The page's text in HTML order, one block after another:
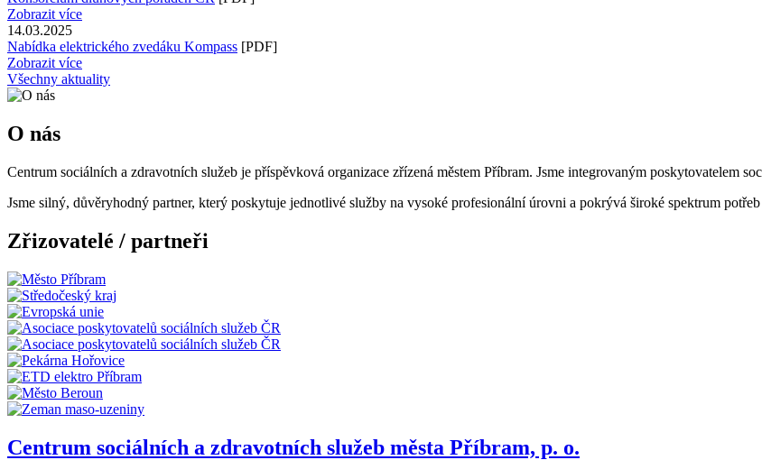
Zobrazit více
14.03.2025
Nabídka elektrického zvedáku Kompass [PDF]
Zobrazit více
Všechny aktuality
O nás
Centrum sociálních a zdravotních služeb je příspěvková organizace zřízená městem Příbram. Jsme integrovaným poskytovatelem
Jsme silný, důvěryhodný partner, který poskytuje jednotlivé služby na vysoké profesionální úrovni a pokrývá široké spektrum
Zřizovatelé / partneři
Centrum sociálních a zdravotních služeb města Příbram, p. o.